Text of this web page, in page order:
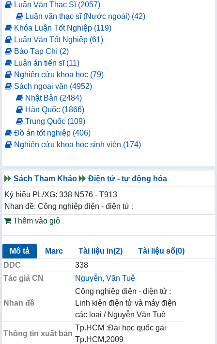
Luận Văn Thạc Sĩ (2057)
Luận văn thạc sĩ (Nước ngoài) (42)
Khóa Luận Tốt Nghiệp (119)
Luận Văn Tốt Nghiệp (61)
Báo Tạp Chí (2)
Luận án tiến sĩ (11)
Nghiên cứu khoa học (79)
Sách ngoại văn (4952)
Nhật Bản (2484)
Hàn Quốc (1866)
Trung Quốc (109)
Đồ án tốt nghiệp (406)
Nghiên cứu khoa học sinh viên (174)
Sách Tham Khảo
Điện tử - tự động hóa
Ký hiệu PL/XG: 338 N576 - T913
Nhan đề: Công nghiệp điện - điện tử :
Thêm vào giỏ
Mô tả Marc Tài liệu in(2)
Tài liệu số(0)
DDC
338
Tác giả CN
Nguyễn, Văn Tuệ
Nhan đề
Công nghiệp điện - điện tử :
Linh kiện điện tử và máy điện
các loại / Nguyễn Văn Tuệ
Thông tin xuất bản
Tp.HCM :Đại học quốc gai
Tp.HCM,2009